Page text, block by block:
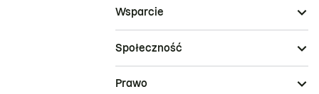
Wsparcie
Społeczność
Prawo